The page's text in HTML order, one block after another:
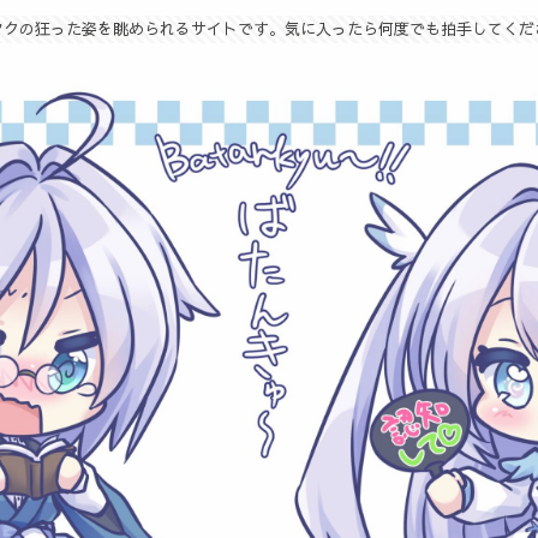
の狂った姿を眺められるサイトです。気に入ったら何度でも拍手してく